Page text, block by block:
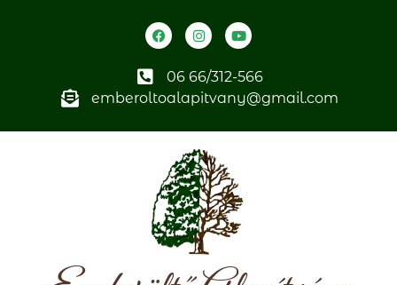
06 66/312-566
emberoltoalapitvany@gmail.com